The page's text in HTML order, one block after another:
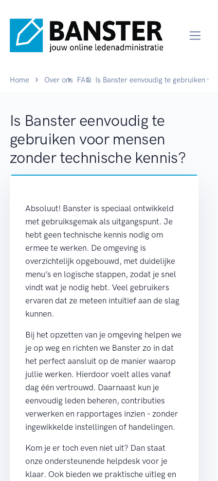
Home Over ons FAQ Is Banster eenvoudig te gebruiken
Is Banster eenvoudig te
gebruiken voor mensen
zonder technische kennis?
Absoluut! Banster is speciaal ontwikkeld
met gebruiksgemak als uitgangspunt. Je
hebt geen technische kennis nodig om
ermee te werken. De omgeving is
overzichtelijk opgebouwd, met duidelijke
menu’s en logische stappen, zodat je snel
vindt wat je nodig hebt. Veel gebruikers
ervaren dat ze meteen intuïtief aan de slag
kunnen.
Bij het opzetten van je omgeving helpen we
je op weg en richten we Banster zo in dat
het perfect aansluit op de manier waarop
jullie werken. Hierdoor voelt alles vanaf
dag één vertrouwd. Daarnaast kun je
eenvoudig leden beheren, contributies
verwerken en rapportages inzien – zonder
ingewikkelde instellingen of handelingen.
Kom je er toch even niet uit? Dan staat
onze ondersteunende helpdesk voor je
klaar. Ook bieden we praktische uitleg en